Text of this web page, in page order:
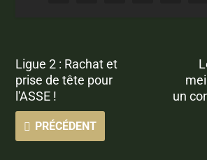
Ligue 2 : Rachat et
prise de tête pour
l'ASSE !
PRÉCÉDENT
un